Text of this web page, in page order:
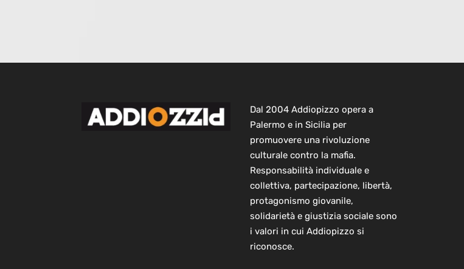
Dal 2004 Addiopizzo opera a
Palermo e in Sicilia per
promuovere una rivoluzione
culturale contro la mafia.
Responsabilità individuale e
collettiva, partecipazione, libertà,
protagonismo giovanile,
solidarietà e giustizia sociale sono
i valori in cui Addiopizzo si
riconosce.